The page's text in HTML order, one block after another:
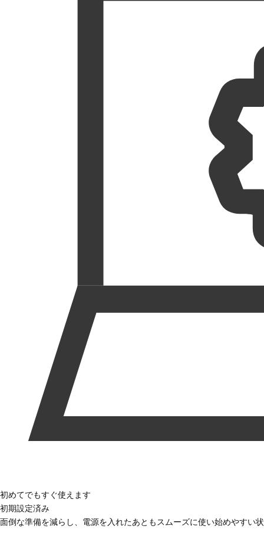
初めてでもすぐ使えます
初期設定済み
面倒な準備を減らし、電源を入れたあともスムーズに使い始めやすい